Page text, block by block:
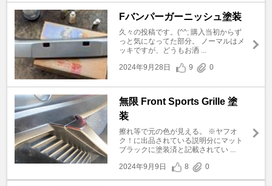
Fバンパーガーニッシュ塗装
久々の投稿です。(^^; 購入当初からず
っと気になってた部分。 ノーマルはメ
ッキですが、どうもお洒 ...
2024年9月28日
9 0
無限 Front Sports Grille 塗
装
擦れ等で元の色が見える。 ※ヤフオ
ク！に出品されている説明分にマット
ブラックに塗装済と記載されてい ...
2024年9月9日
8 0